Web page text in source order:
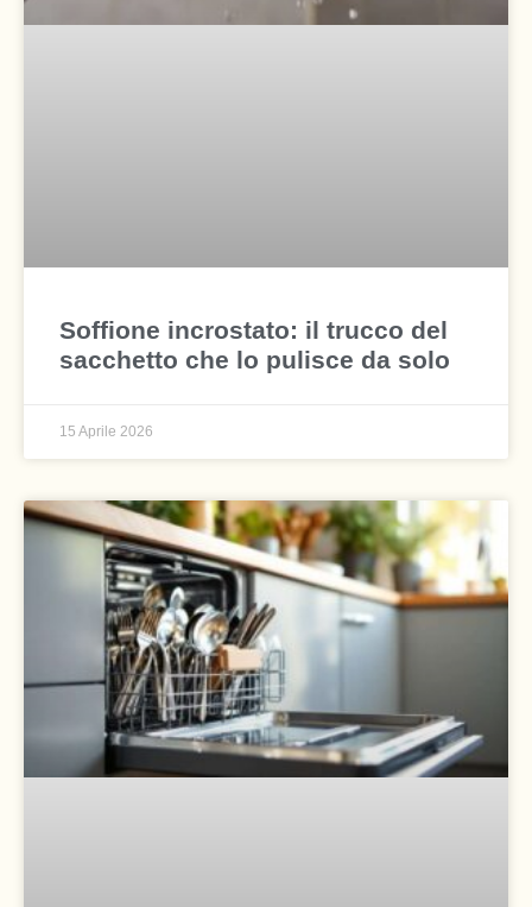
Soffione incrostato: il trucco del
sacchetto che lo pulisce da solo
15 Aprile 2026